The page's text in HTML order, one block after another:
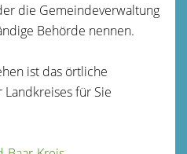
die Gemeindeverwaltung
Behörde nennen.
ist das örtliche
für Sie